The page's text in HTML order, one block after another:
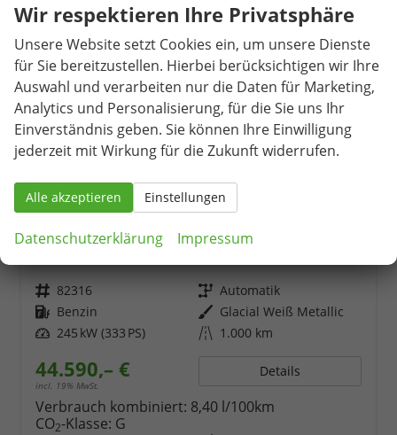
VZ 2.0 TSI 7-Gang-DSG 4Drive
Fahrzeugnr. 82316 Getriebe Automatik
Kraftstoff Benzin Außenfarbe Glacial Weiß Metallic
Leistung 245 kW (333 PS) Kilometerstand 1.000 km
44.590,– €
incl. 19% MwSt.
Details
Verbrauch kombiniert: 8,40 l/100km
CO2-Klasse: G
Wir respektieren Ihre Privatsphäre
Unsere Website setzt Cookies ein, um unsere Dienste
für Sie bereitzustellen. Hierbei berücksichtigen wir Ihre
Auswahl und verarbeiten nur die Daten für Marketing,
Analytics und Personalisierung, für die Sie uns Ihr
Einverständnis geben. Sie können Ihre Einwilligung
jederzeit mit Wirkung für die Zukunft widerrufen.
Alle akzeptieren Einstellungen
Datenschutzerklärung Impressum